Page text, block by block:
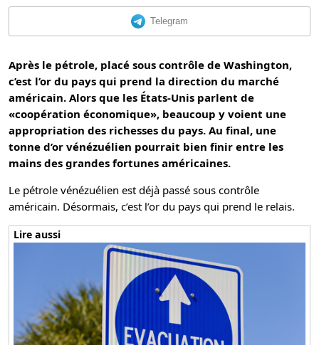
Telegram
Après le pétrole, placé sous contrôle de Washington,
c’est l’or du pays qui prend la direction du marché
américain. Alors que les États-Unis parlent de
«coopération économique», beaucoup y voient une
appropriation des richesses du pays. Au final, une
tonne d’or vénézuélien pourrait bien finir entre les
mains des grandes fortunes américaines.
Le pétrole vénézuélien est déjà passé sous contrôle
américain. Désormais, c’est l’or du pays qui prend le relais.
Lire aussi